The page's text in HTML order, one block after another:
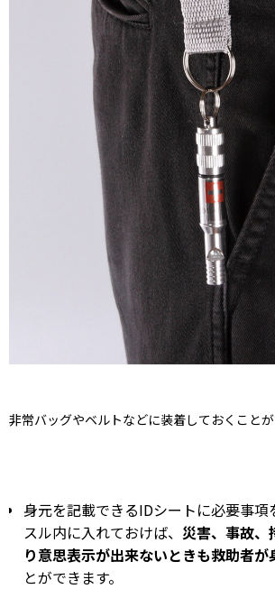
非常バッグやベルトなどに装着しておくことが
身元を記載できるIDシートに必要事項
スル内に入れておけば、 災害、事故、
り意思表示が出来ないときも救助者が
とができます。